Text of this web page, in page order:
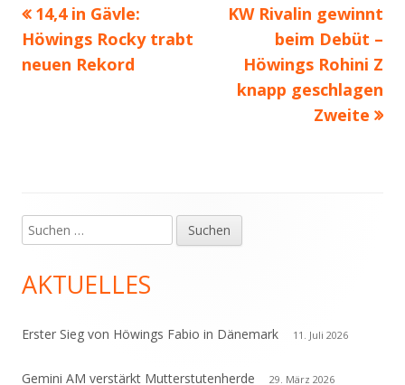
Beitragsnavigation
Vorheriger
Beitrag:
14,4 in Gävle:
Höwings Rocky trabt
neuen Rekord
Nächster
Beitrag
KW Rivalin gewinnt
beim Debüt –
Höwings Rohini Z
knapp geschlagen
Zweite
Haupt-
Seitenleiste
Suchen
nach:
AKTUELLES
Erster Sieg von Höwings Fabio in Dänemark 11. Juli 2026
Gemini AM verstärkt Mutterstutenherde 29. März 2026